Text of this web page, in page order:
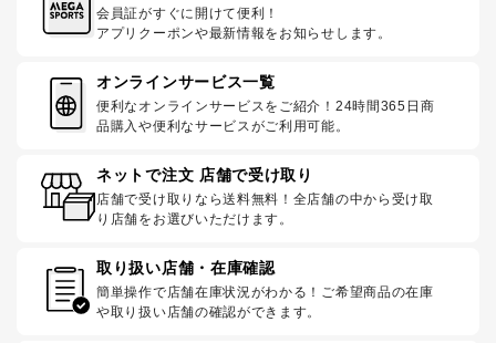
会員証がすぐに開けて便利！
アプリクーポンや最新情報をお知らせします。
オンラインサービス一覧
便利なオンラインサービスをご紹介！24時間365日商
品購入や便利なサービスがご利用可能。
ネットで注文 店舗で受け取り
店舗で受け取りなら送料無料！全店舗の中から受け取
り店舗をお選びいただけます。
取り扱い店舗・在庫確認
簡単操作で店舗在庫状況がわかる！ご希望商品の在庫
や取り扱い店舗の確認ができます。